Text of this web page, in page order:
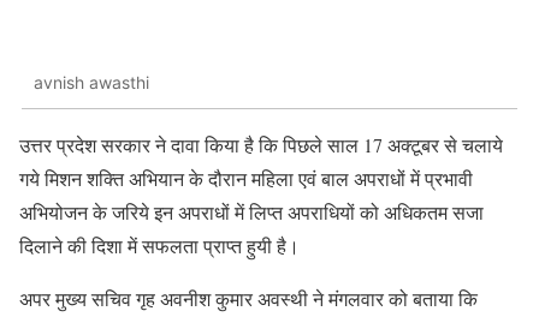
avnish awasthi
उत्तर प्रदेश सरकार ने दावा किया है कि पिछले साल 17 अक्टूबर से चलाये
गये मिशन शक्ति अभियान के दौरान महिला एवं बाल अपराधों में प्रभावी
अभियोजन के जरिये इन अपराधों में लिप्त अपराधियों को अधिकतम सजा
दिलाने की दिशा में सफलता प्राप्त हुयी है।
अपर मुख्य सचिव गृह अवनीश कुमार अवस्थी ने मंगलवार को बताया कि